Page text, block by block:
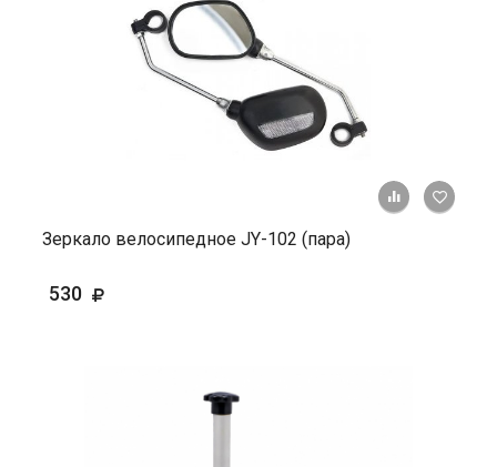
+ К
Зеркало велосипедное JY-102 (пара)
530